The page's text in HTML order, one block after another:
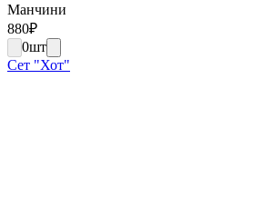
Манчини
880₽
0шт
Сет "Хот"